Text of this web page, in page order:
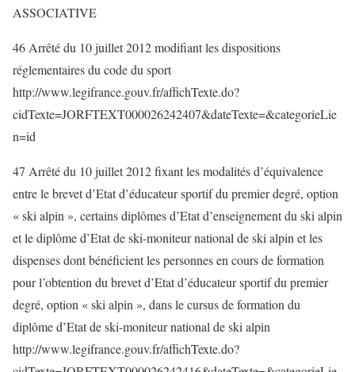
ASSOCIATIVE
46 Arrêté du 10 juillet 2012 modifiant les dispositions
réglementaires du code du sport
http://www.legifrance.gouv.fr/affichTexte.do?
cidTexte=JORFTEXT000026242407&dateTexte=&categorieLie
n=id
47 Arrêté du 10 juillet 2012 fixant les modalités d’équivalence
entre le brevet d’Etat d’éducateur sportif du premier degré, option
« ski alpin », certains diplômes d’Etat d’enseignement du ski alpin
et le diplôme d’Etat de ski-moniteur national de ski alpin et les
dispenses dont bénéficient les personnes en cours de formation
pour l’obtention du brevet d’Etat d’éducateur sportif du premier
degré, option « ski alpin », dans le cursus de formation du
diplôme d’Etat de ski-moniteur national de ski alpin
http://www.legifrance.gouv.fr/affichTexte.do?